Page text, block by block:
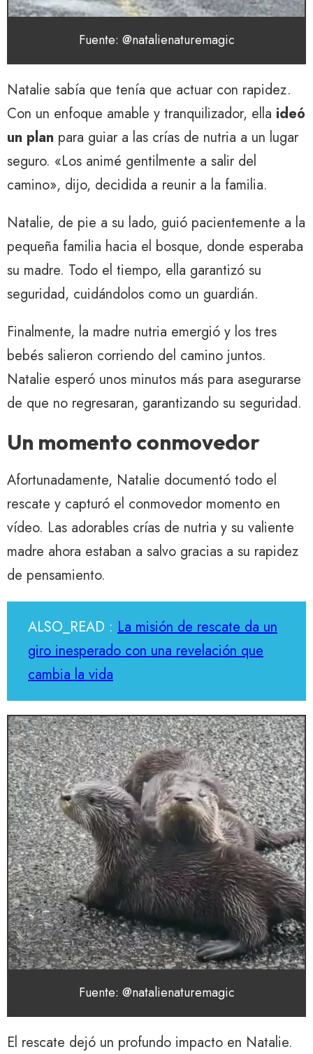
Fuente: @natalienaturemagic
Natalie sabía que tenía que actuar con rapidez.
Con un enfoque amable y tranquilizador, ella ideó
un plan para guiar a las crías de nutria a un lugar
seguro. «Los animé gentilmente a salir del
camino», dijo, decidida a reunir a la familia.
Natalie, de pie a su lado, guió pacientemente a la
pequeña familia hacia el bosque, donde esperaba
su madre. Todo el tiempo, ella garantizó su
seguridad, cuidándolos como un guardián.
Finalmente, la madre nutria emergió y los tres
bebés salieron corriendo del camino juntos.
Natalie esperó unos minutos más para asegurarse
de que no regresaran, garantizando su seguridad.
Un momento conmovedor
Afortunadamente, Natalie documentó todo el
rescate y capturó el conmovedor momento en
vídeo. Las adorables crías de nutria y su valiente
madre ahora estaban a salvo gracias a su rapidez
de pensamiento.
ALSO_READ : La misión de rescate da un
giro inesperado con una revelación que
cambia la vida
Fuente: @natalienaturemagic
El rescate dejó un profundo impacto en Natalie.